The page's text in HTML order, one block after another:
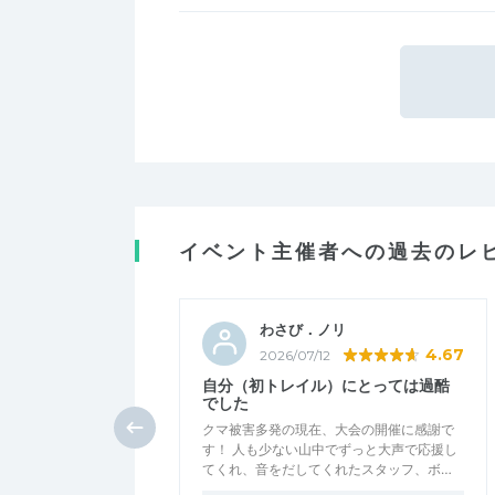
イベント主催者への過去のレ
わさび．ノリ
2026/07/12 4.67
自分（初トレイル）にとっては過酷
でした
クマ被害多発の現在、大会の開催に感謝で
す！ 人も少ない山中でずっと大声で応援し
てくれ、音をだしてくれたスタッフ、ボ…